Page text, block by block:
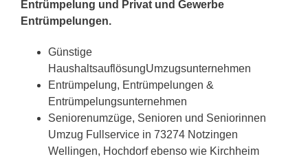
Entrümpelung und Privat und Gewerbe
Entrümpelungen.
Günstige
HaushaltsauflösungUmzugsunternehmen
Entrümpelung, Entrümpelungen &
Entrümpelungsunternehmen
Seniorenumzüge, Senioren und Seniorinnen
Umzug Fullservice in 73274 Notzingen
Wellingen, Hochdorf ebenso wie Kirchheim